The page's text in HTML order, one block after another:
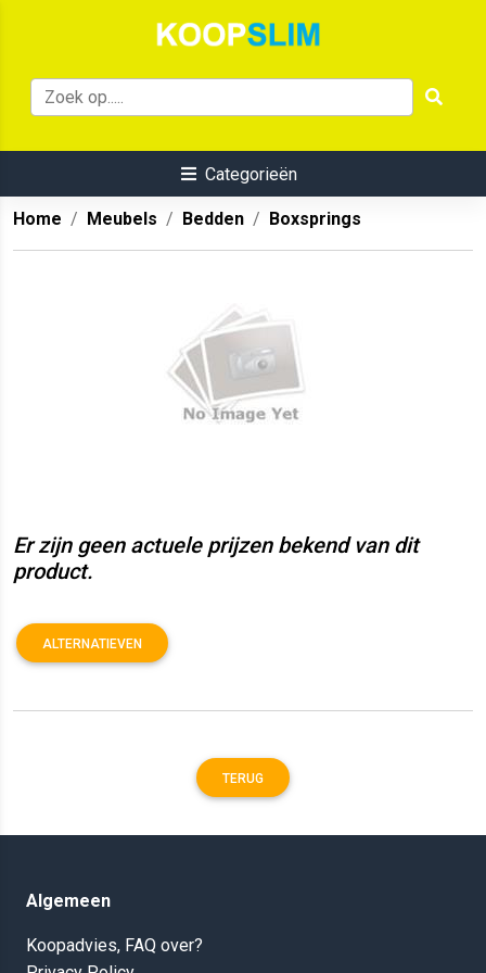
Categorieën
Home Meubels Bedden Boxsprings
Er zijn geen actuele prijzen bekend van dit
product.
ALTERNATIEVEN
TERUG
Algemeen
Koopadvies, FAQ over?